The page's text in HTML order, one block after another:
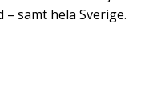
samt hela Sverige.